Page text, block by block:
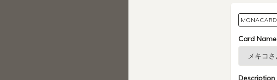
MONACARD
Card Name
Description